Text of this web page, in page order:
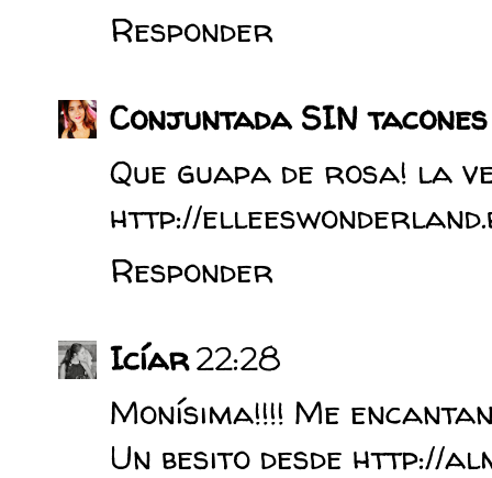
Responder
Conjuntada SIN tacones
Que guapa de rosa! la
http://
Responder
Icíar22:28
Monísima!!!! Me
Un besito desde http://